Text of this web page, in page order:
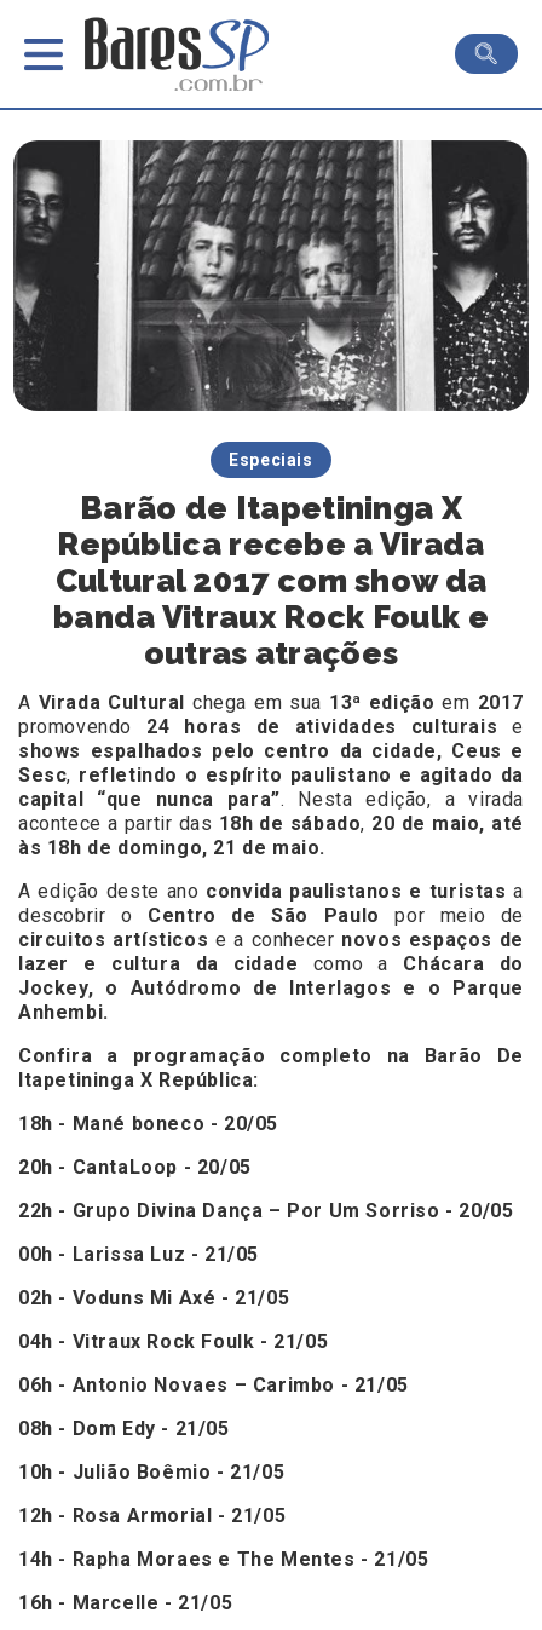
Especiais
Barão de Itapetininga X
República recebe a Virada
Cultural 2017 com show da
banda Vitraux Rock Foulk e
outras atrações
A Virada Cultural chega em sua 13ª edição em 2017
promovendo 24 horas de atividades culturais e
shows espalhados pelo centro da cidade, Ceus e
Sesc, refletindo o espírito paulistano e agitado da
capital “que nunca para”. Nesta edição, a virada
acontece a partir das 18h de sábado, 20 de maio, até
às 18h de domingo, 21 de maio.
A edição deste ano convida paulistanos e turistas a
descobrir o Centro de São Paulo por meio de
circuitos artísticos e a conhecer novos espaços de
lazer e cultura da cidade como a Chácara do
Jockey, o Autódromo de Interlagos e o Parque
Anhembi.
Confira a programação completo na Barão De
Itapetininga X República:
18h - Mané boneco - 20/05
20h - CantaLoop - 20/05
22h - Grupo Divina Dança – Por Um Sorriso - 20/05
00h - Larissa Luz - 21/05
02h - Voduns Mi Axé - 21/05
04h - Vitraux Rock Foulk - 21/05
06h - Antonio Novaes – Carimbo - 21/05
08h - Dom Edy - 21/05
10h - Julião Boêmio - 21/05
12h - Rosa Armorial - 21/05
14h - Rapha Moraes e The Mentes - 21/05
16h - Marcelle - 21/05